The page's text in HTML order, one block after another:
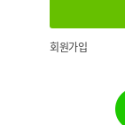
회원가입